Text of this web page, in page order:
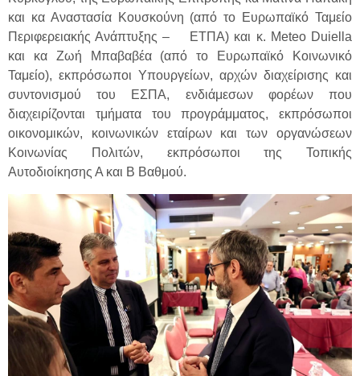
και κα Αναστασία Κουσκούνη (από το Ευρωπαϊκό Ταμείο
Περιφερειακής Ανάπτυξης – ΕΤΠΑ) και κ. Meteo Duiella
και κα Ζωή Μπαβαβέα (από το Ευρωπαϊκό Κοινωνικό
Ταμείο), εκπρόσωποι Υπουργείων, αρχών διαχείρισης και
συντονισμού του ΕΣΠΑ, ενδιάμεσων φορέων που
διαχειρίζονται τμήματα του προγράμματος, εκπρόσωποι
οικονομικών, κοινωνικών εταίρων και των οργανώσεων
Κοινωνίας Πολιτών, εκπρόσωποι της Τοπικής
Αυτοδιοίκησης Α και Β Βαθμού.